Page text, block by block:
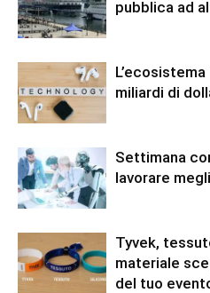
pubblica ad
miliardi di
Settimana
lavorare
Tyvek,
materiale
del tuo